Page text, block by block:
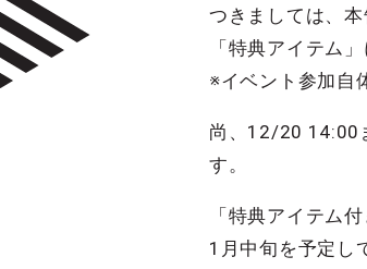
つきましては、
「特典アイテム
※イベント参加自
尚、12/20 14:00
す。
「特典アイテム
1月中旬を予定し